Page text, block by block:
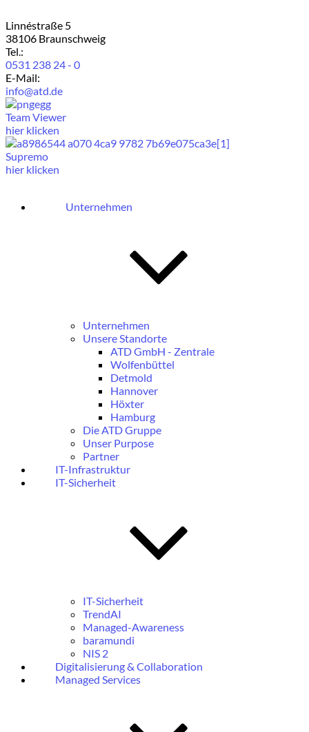
Linnéstraße 5
38106 Braunschweig
Tel.:
0531 238 24 - 0
E-Mail:
info@atd.de
Team Viewer
hier klicken
Supremo
hier klicken
Unternehmen
Unternehmen
Unsere Standorte
ATD GmbH - Zentrale
Wolfenbüttel
Detmold
Hannover
Höxter
Hamburg
Die ATD Gruppe
Unser Purpose
Partner
IT-Infrastruktur
IT-Sicherheit
IT-Sicherheit
TrendAI
Managed-Awareness
baramundi
NIS 2
Digitalisierung & Collaboration
Managed Services